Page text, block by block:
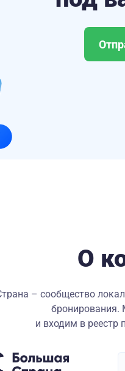
О
– сообщество
бронирования.
и входим в реестр